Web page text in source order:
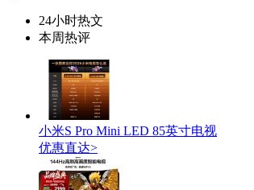
24小时热文
本周热评
小米S Pro Mini LED 85英寸电视
优惠直达>